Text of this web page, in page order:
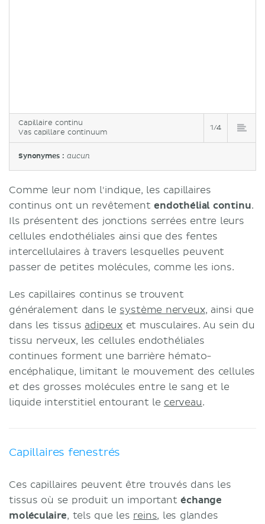
Capillaire continu
Vas capillare continuum
1/4
Synonymes :aucun
Comme leur nom l'indique, les capillaires
continus ont un revêtementendothélial continu.
Ils présentent des jonctions serrées entre leurs
cellules endothéliales ainsi que des fentes
intercellulaires à travers lesquelles peuvent
passer de petites molécules, comme les ions.
Les capillaires continus se trouvent
généralement dans le système nerveux, ainsi que
dans les tissus adipeux et musculaires. Au sein du
tissu nerveux, les cellules endothéliales
continues forment une barrière hémato-
encéphalique, limitant le mouvement des cellules
et des grosses molécules entre le sang et le
liquide interstitiel entourant le cerveau.
Capillaires fenestrés
Ces capillaires peuvent être trouvés dans les
tissus où se produit un importantéchange
moléculaire, tels que les reins, les glandes